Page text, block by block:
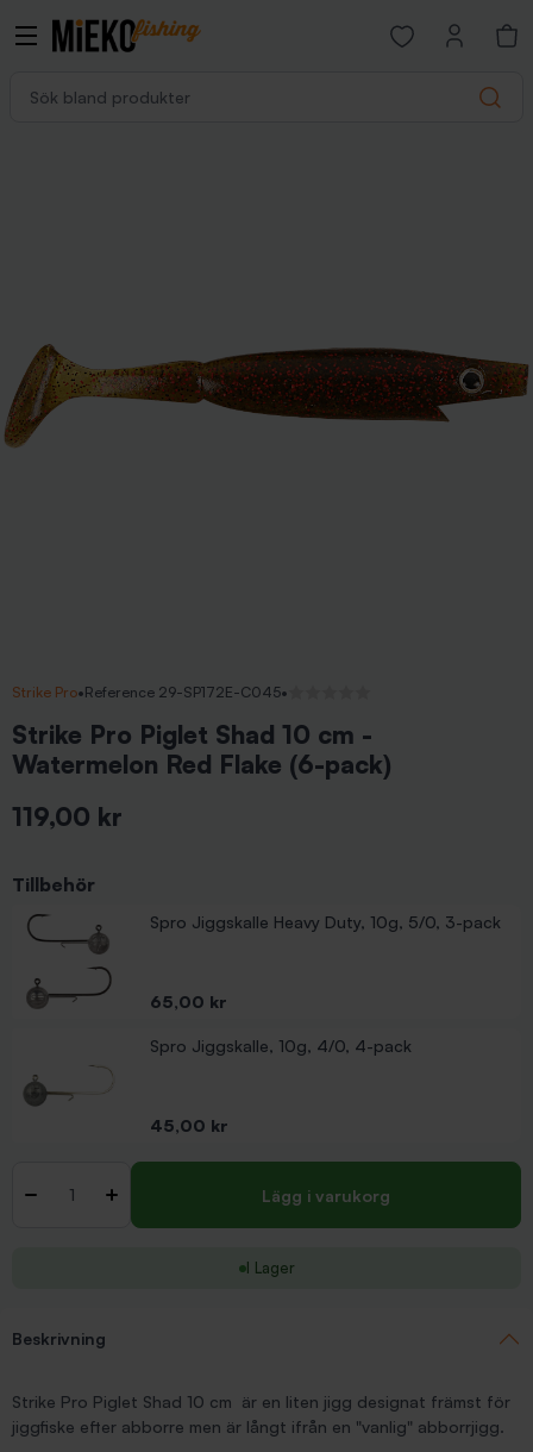
Search
Open favorites
Strike Pro•Reference 29-SP172E-C045•
Strike Pro Piglet Shad 10 cm -
Watermelon Red Flake (6-pack)
119,00 kr
Tillbehör
Spro Jiggskalle Heavy Duty, 10g, 5/0, 3-pack
Pris
65,00 kr
Spro Jiggskalle, 10g, 4/0, 4-pack
Pris
45,00 kr
- + Lägg i varukorg
I Lager
Beskrivning
Strike Pro Piglet Shad 10 cm är en liten jigg designat främst för
jiggfiske efter abborre men är långt ifrån en "vanlig" abborrjigg.